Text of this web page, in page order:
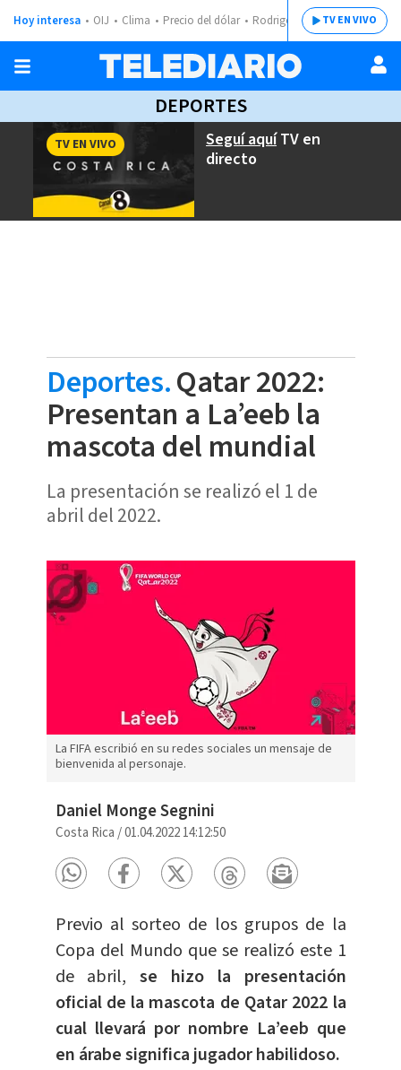
Hoy interesa OIJ Clima Precio del dólar Rodrigo ChavesTV EN VIVO
DEPORTES
Seguí aquíTV en
directo
TV EN VIVO
Deportes.Qatar 2022:
Presentan a La’eeb la
mascota del mundial
La presentación se realizó el 1 de
abril del 2022.
La FIFA escribió en su redes sociales un mensaje de
bienvenida al personaje.
Daniel Monge Segnini
Costa Rica /01.04.2022 14:12:50
Previo al sorteo de los grupos de la
Copa del Mundo que se realizó este 1
de abril,se hizo la presentación
oficial de la mascota de Qatar 2022 la
cual llevará por nombre La’eeb que
en árabe significa jugador habilidoso.